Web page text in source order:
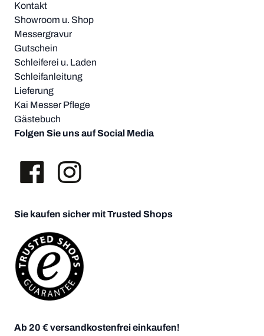
Kontakt
Showroom u. Shop
Messergravur
Gutschein
Schleiferei u. Laden
Schleifanleitung
Lieferung
Kai Messer Pflege
Gästebuch
Folgen Sie uns auf Social Media
Sie kaufen sicher mit Trusted Shops
Ab 20 € versandkostenfrei einkaufen!